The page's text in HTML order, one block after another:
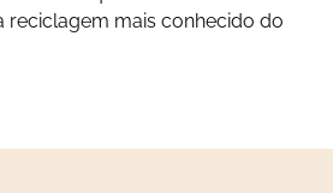
mais conhecido do